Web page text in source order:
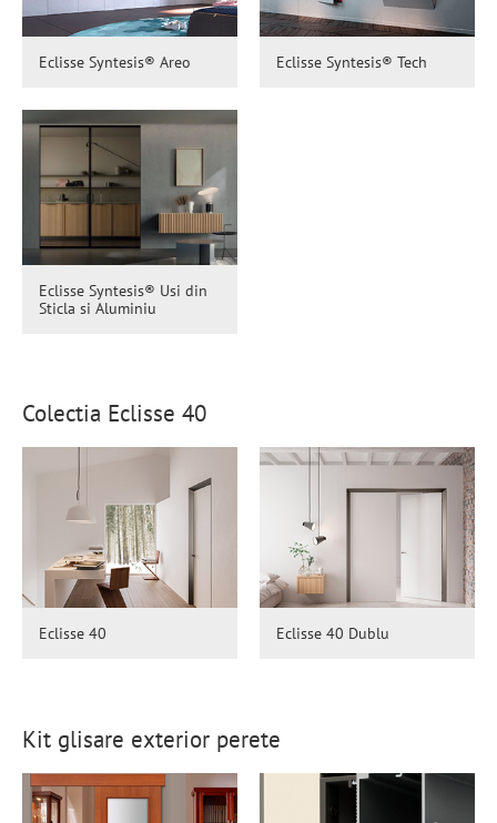
Eclisse Syntesis® Areo Eclisse Syntesis® Tech
Eclisse Syntesis® Usi din
Sticla si Aluminiu
Colectia Eclisse 40
Eclisse 40 Eclisse 40 Dublu
Kit glisare exterior perete